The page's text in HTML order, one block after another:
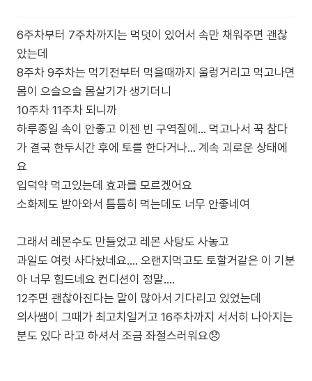
6주차부터 7주차까지는 먹덧이 있어서 속만 채워주면 괜찮
았는데
8주차 9주차는 먹기전부터 먹을때까지 울렁거리고 먹고나면
몸이 으슬으슬 몸살기가 생기더니
10주차 11주차 되니까
하루종일 속이 안좋고 이젠 빈 구역질에... 먹고나서 꾹 참다
가 결국 한두시간 후에 토를 한다거나... 계속 괴로운 상태에
요
입덕약 먹고있는데 효과를 모르겠어요
소화제도 받아와서 틈틈히 먹는데도 너무 안좋네여
그래서 레몬수도 만들었고 레몬 사탕도 사놓고
과일도 여럿 사다놨네요.... 오랜지먹고도 토할거같은 이 기분
아 너무 힘드네요 컨디션이 정말....
12주면 괜찮아진다는 말이 많아서 기다리고 있었는데
의사쌤이 그때가 최고치일거고 16주차까지 서서히 나아지는
분도 있다 라고 하셔서 조금 좌절스러워요😞